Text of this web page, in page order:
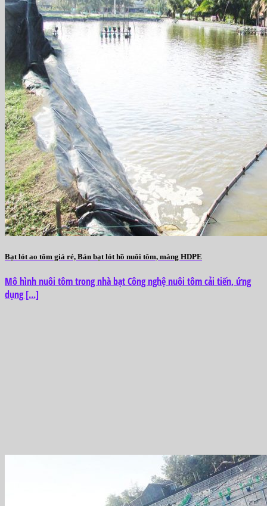
Bạt lót ao tôm giá rẻ, Bán bạt lót hồ nuôi tôm, màng HDPE
Mô hình nuôi tôm trong nhà bạt Công nghệ nuôi tôm cải tiến, ứng
dụng [...]